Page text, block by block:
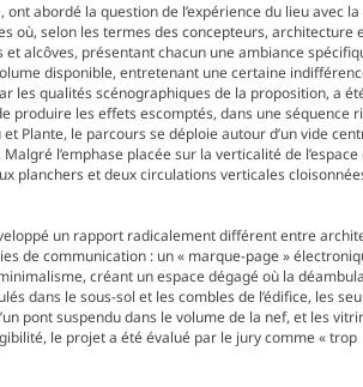
ont abordé la question de l’expérience du lieu avec
où, selon les termes des concepteurs, architecture
alcôves, présentant chacun une ambiance
disponible, entretenant une certaine
les qualités scénographiques de la proposition, a
produire les effets escomptés, dans une séquence
Plante, le parcours se déploie autour d’un vide
l’emphase placée sur la verticalité de l’espace
planchers et deux circulations verticales
un rapport radicalement différent entre
de communication : un « marque-page »
créant un espace dégagé où la
dans le sous-sol et les combles de l’édifice, les
pont suspendu dans le volume de la nef, et les
le projet a été évalué par le jury comme « trop